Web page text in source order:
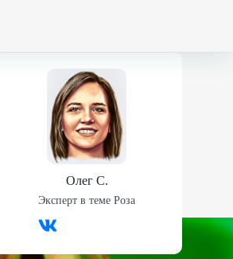
Олег С.
Эксперт в теме Роза